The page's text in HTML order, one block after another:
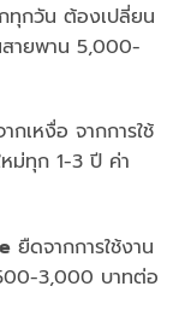
ทุกวัน ต้องเปลี่ยน
สายพาน 5,000-
กเหงื่อ จากการใช้
ม่ทุก 1-3 ปี ค่า
ยืดจากการใช้งาน
3,000 บาทต่อ